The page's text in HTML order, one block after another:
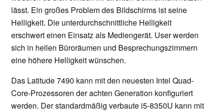
lässt. Ein großes Problem des Bildschirms ist seine
Helligkeit. Die unterdurchschnittliche Helligkeit
erschwert einen Einsatz als Mediengerät. User werden
sich in hellen Büroräumen und Besprechungszimmern
eine höhere Helligkeit wünschen.
Das Latitude 7490 kann mit den neuesten Intel Quad-
Core-Prozessoren der achten Generation konfiguriert
werden. Der standardmäßig verbaute i5-8350U kann mit